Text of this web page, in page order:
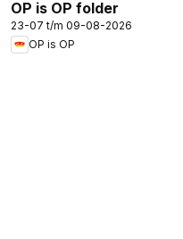
OP is OP folder
23-07 t/m 09-08-2026
OP is OP